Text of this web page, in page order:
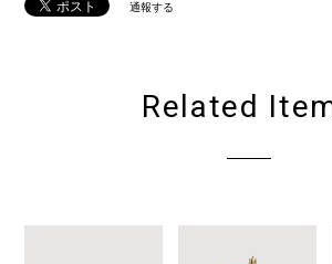
通報する
Related